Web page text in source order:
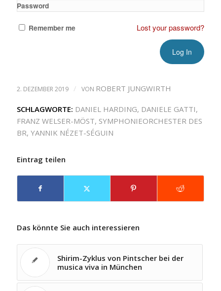
Password
Remember me Lost your password?
2. DEZEMBER 2019 / VON ROBERT JUNGWIRTH
SCHLAGWORTE: DANIEL HARDING, DANIELE GATTI,
FRANZ WELSER-MÖST, SYMPHONIEORCHESTER DES
BR, YANNIK NÉZET-SÉGUIN
Eintrag teilen
Das könnte Sie auch interessieren
Shirim-Zyklus von Pintscher bei der
musica viva in München